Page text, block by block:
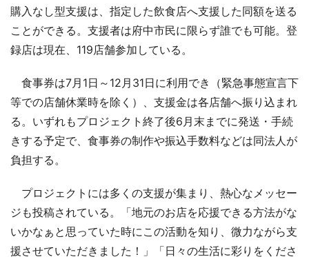
購入なし型支援は、指定した飲食店へ支援した同額を送る
ことができる。支援者は府中市民に限らず誰でも可能。登
録店は現在、119店舗参加している。
食事券は7月1日～12月31日に利用でき（緊急事態宣言下
等での店舗休業時を除く）、支援金は各店舗へ振り込まれ
る。いずれもプロジェクト終了後6月末までに発送・手続
きする予定で、食事券の制作や振込手数料などは同法人が
負担する。
プロジェクトには多くの支援が集まり、熱心なメッセー
ジも投稿されている。「地元のお店を応援できる方法がな
いかなぁと思っていた時にこの活動を知り、微力ながら支
援させていただきました！」「日々の生活に彩りをくださ